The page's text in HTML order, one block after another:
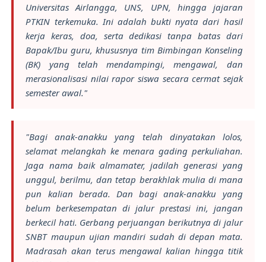
Universitas Airlangga, UNS, UPN, hingga jajaran
PTKIN terkemuka. Ini adalah bukti nyata dari hasil
kerja keras, doa, serta dedikasi tanpa batas dari
Bapak/Ibu guru, khususnya tim Bimbingan Konseling
(BK) yang telah mendampingi, mengawal, dan
merasionalisasi nilai rapor siswa secara cermat sejak
semester awal."
"Bagi anak-anakku yang telah dinyatakan lolos,
selamat melangkah ke menara gading perkuliahan.
Jaga nama baik almamater, jadilah generasi yang
unggul, berilmu, dan tetap berakhlak mulia di mana
pun kalian berada. Dan bagi anak-anakku yang
belum berkesempatan di jalur prestasi ini, jangan
berkecil hati. Gerbang perjuangan berikutnya di jalur
SNBT maupun ujian mandiri sudah di depan mata.
Madrasah akan terus mengawal kalian hingga titik